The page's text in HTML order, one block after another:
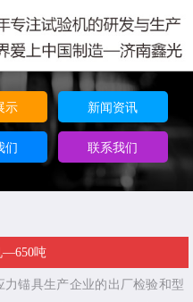
示 新闻资讯
们 联系我们
—650吨
力锚具生产企业的出厂检验和型